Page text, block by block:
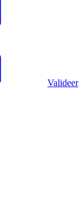
Valideer